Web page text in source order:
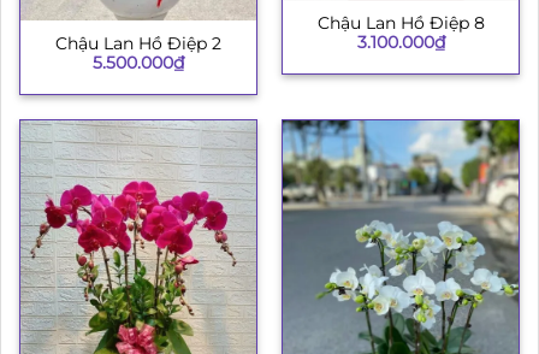
Chậu Lan Hồ Điệp 2
5.500.000₫
Chậu Lan Hồ Điệp 8
3.100.000₫